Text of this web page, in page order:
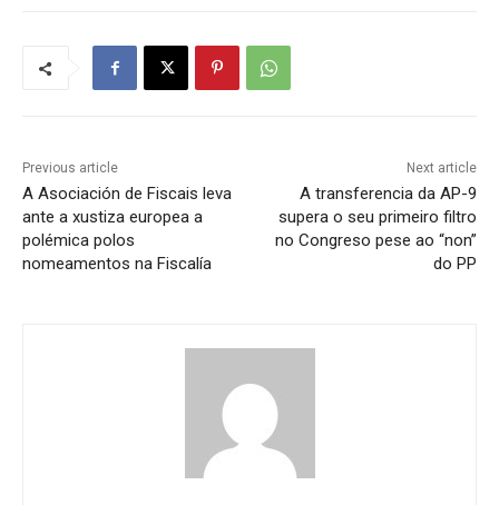
Previous article
A Asociación de Fiscais leva
ante a xustiza europea a
polémica polos
nomeamentos na Fiscalía
Next article
A transferencia da AP-9
supera o seu primeiro filtro
no Congreso pese ao “non”
do PP